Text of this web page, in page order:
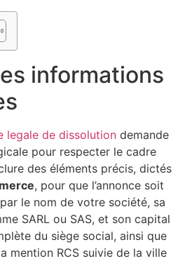
informations
legale de dissolution demande
pour respecter le cadre
des éléments précis, dictés
, pour que l’annonce soit
le nom de votre société, sa
SARL ou SAS, et son capital
du siège social, ainsi que
mention RCS suivie de la ville